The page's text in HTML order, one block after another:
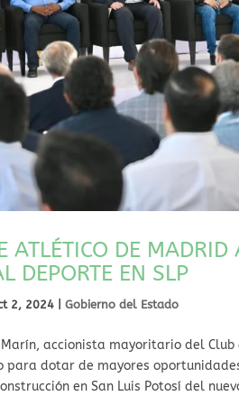
ATLÉTICO DE
DEPORTE EN SLP
2, 2024 |Gobierno del Estado
Marín, accionista mayoritario del
para dotar de mayores
en San Luis Potosí del